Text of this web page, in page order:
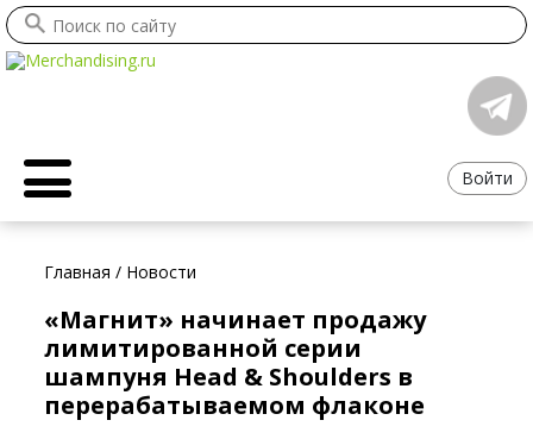
Войти
Главная / Новости
«Магнит» начинает продажу
лимитированной серии
шампуня Head & Shoulders в
перерабатываемом флаконе